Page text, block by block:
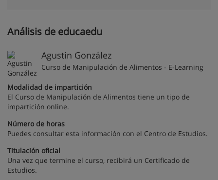
Análisis de educaedu
Agustin González
Curso de Manipulación de Alimentos - E-Learning
Modalidad de impartición
El Curso de Manipulación de Alimentos tiene un tipo de
impartición online.
Número de horas
Puedes consultar esta información con el Centro de Estudios.
Titulación oficial
Una vez que termine el curso, recibirá un Certificado de
Estudios.